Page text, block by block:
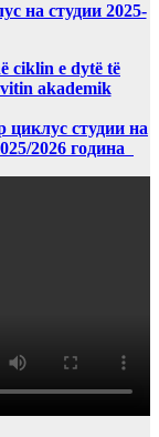
на студии 2025-
ciklin e dytë të
akademik
циклус студии на
2026 година